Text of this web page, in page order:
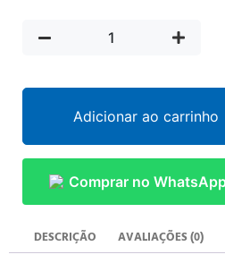
Adicionar ao carrinho
Comprar no
DESCRIÇÃO AVALIAÇÕES (0)